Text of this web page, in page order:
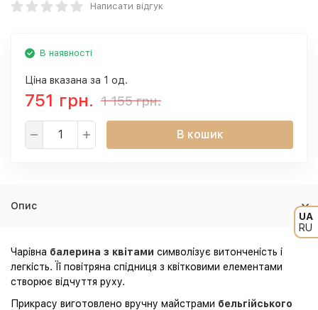
UA
RU
Написати відгук
В наявності
Ціна вказана за 1 од.
751 грн. 1 155 грн.
В кошик
Опис
Чарівна балерина з квітами символізує витонченість і
легкість. Її повітряна спідниця з квітковими елементами
створює відчуття руху.
Прикрасу виготовлено вручну майстрами бельгійського